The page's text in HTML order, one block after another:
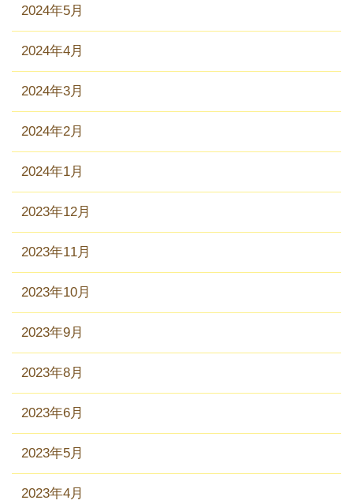
2024年5月
2024年4月
2024年3月
2024年2月
2024年1月
2023年12月
2023年11月
2023年10月
2023年9月
2023年8月
2023年6月
2023年5月
2023年4月